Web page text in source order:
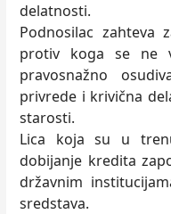
delatnosti.
Podnosilac
protiv koga se ne
pravosnažno
privrede i krivična
starosti.
Lica koja su u
dobijanje kredita
državnim
sredstava.